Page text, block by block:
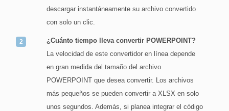
descargar instantáneamente su archivo convertido
con solo un clic.
¿Cuánto tiempo lleva convertir POWERPOINT?
La velocidad de este convertidor en línea depende
en gran medida del tamaño del archivo
POWERPOINT que desea convertir. Los archivos
más pequeños se pueden convertir a XLSX en solo
unos segundos. Además, si planea integrar el código